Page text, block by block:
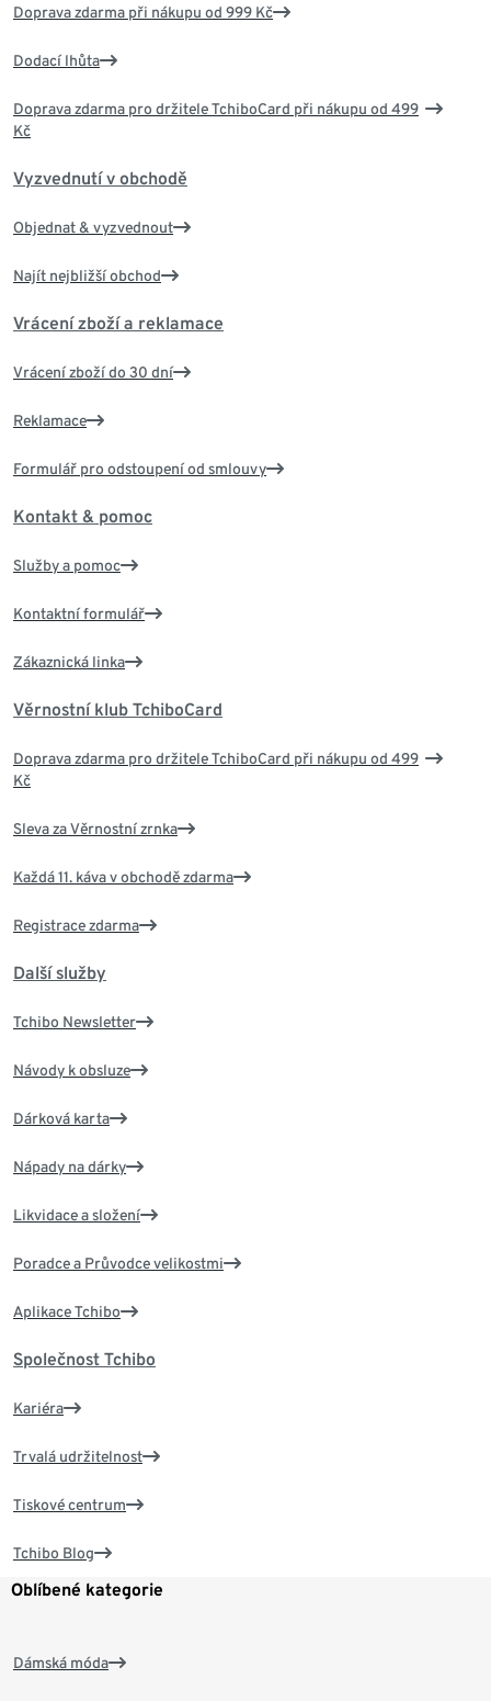
Doprava zdarma při nákupu od 999 Kč
Dodací lhůta
Doprava zdarma pro držitele TchiboCard při nákupu od 499
Kč
Vyzvednutí v obchodě
Objednat & vyzvednout
Najít nejbližší obchod
Vrácení zboží a reklamace
Vrácení zboží do 30 dní
Reklamace
Formulář pro odstoupení od smlouvy
Kontakt & pomoc
Služby a pomoc
Kontaktní formulář
Zákaznická linka
Věrnostní klub TchiboCard
Doprava zdarma pro držitele TchiboCard při nákupu od 499
Kč
Sleva za Věrnostní zrnka
Každá 11. káva v obchodě zdarma
Registrace zdarma
Další služby
Tchibo Newsletter
Návody k obsluze
Dárková karta
Nápady na dárky
Likvidace a složení
Poradce a Průvodce velikostmi
Aplikace Tchibo
Společnost Tchibo
Kariéra
Trvalá udržitelnost
Tiskové centrum
Tchibo Blog
Oblíbené kategorie
Dámská móda